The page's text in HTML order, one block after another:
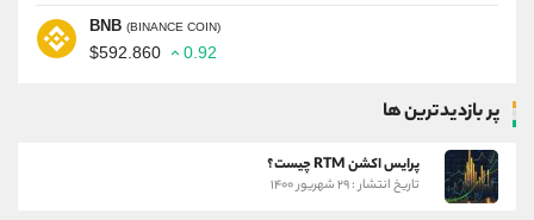
BNB (BINANCE COIN)
$592.860 0.92
پر بازدیدترین ها
پرایس اکشن RTM چیست؟
تاریخ انتشار : ۲۹ شهریور ۱۴۰۰